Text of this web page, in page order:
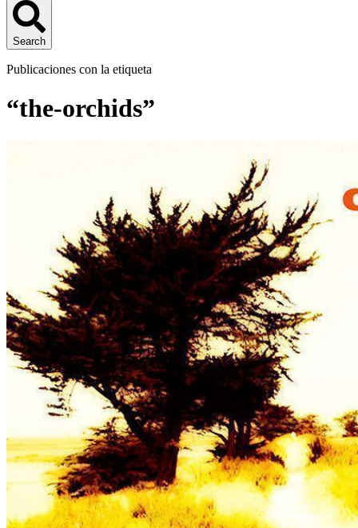
Search
Publicaciones con la etiqueta
“the-orchids”